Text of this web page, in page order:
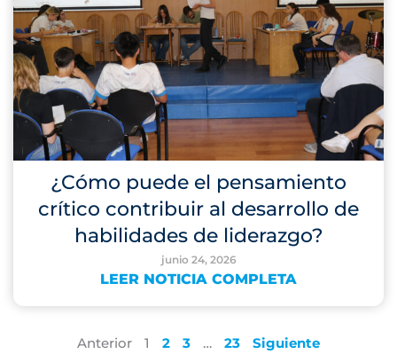
¿Cómo puede el pensamiento
crítico contribuir al desarrollo de
habilidades de liderazgo?
junio 24, 2026
LEER NOTICIA COMPLETA
Anterior 1 2 3 … 23 Siguiente